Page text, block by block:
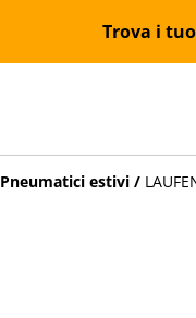
Trova i
Pneumatici estivi /